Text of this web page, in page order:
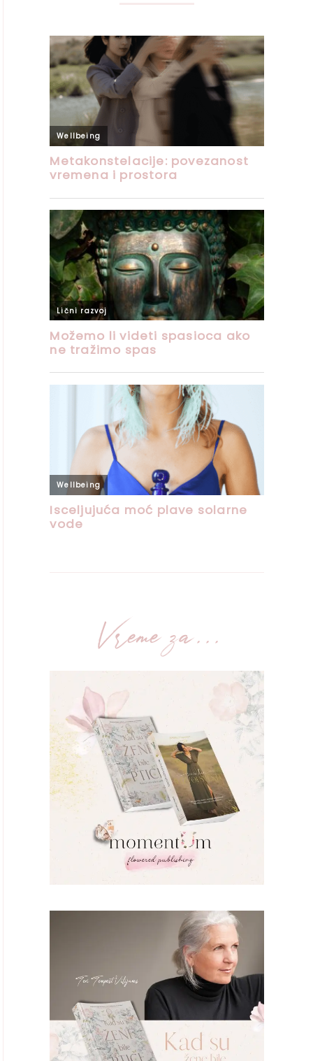
Vreme za...